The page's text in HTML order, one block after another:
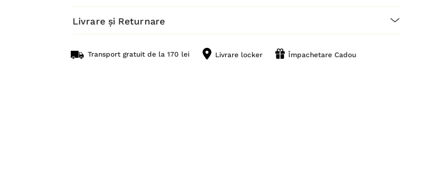
Livrare și Returnare
Transport gratuit de la 170 lei Livrare locker Împachetare Cadou